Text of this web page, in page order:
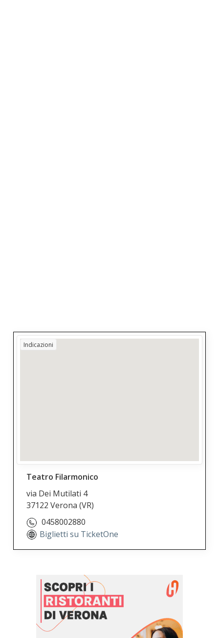
Indicazioni
Teatro Filarmonico
via Dei Mutilati 4
37122 Verona(VR)
0458002880
Biglietti su TicketOne